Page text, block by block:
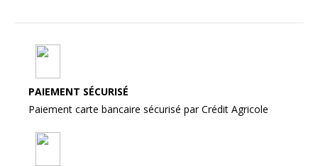
PAIEMENT SÉCURISÉ
Paiement carte bancaire sécurisé par Crédit Agricole